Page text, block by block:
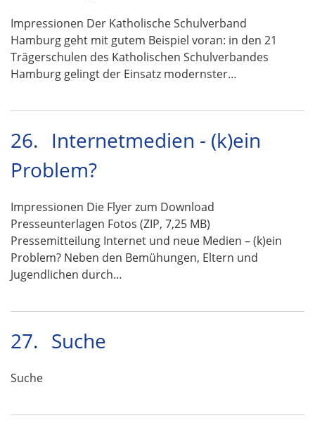
Impressionen Der Katholische Schulverband
Hamburg geht mit gutem Beispiel voran: in den 21
Trägerschulen des Katholischen Schulverbandes
Hamburg gelingt der Einsatz modernster…
26. Internetmedien - (k)ein
Problem?
Impressionen Die Flyer zum Download
Presseunterlagen Fotos (ZIP, 7,25 MB)
Pressemitteilung Internet und neue Medien – (k)ein
Problem? Neben den Bemühungen, Eltern und
Jugendlichen durch…
27. Suche
Suche